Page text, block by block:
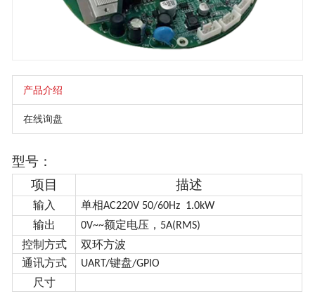
产品介绍
在线询盘
型号：
项目
描述
输入 单相AC220V 50/60Hz 1.0kW
输出 0V~~额定电压， 5A(RMS)
控制方式
双环方波
通讯方式
UART/键盘/GPIO
尺寸